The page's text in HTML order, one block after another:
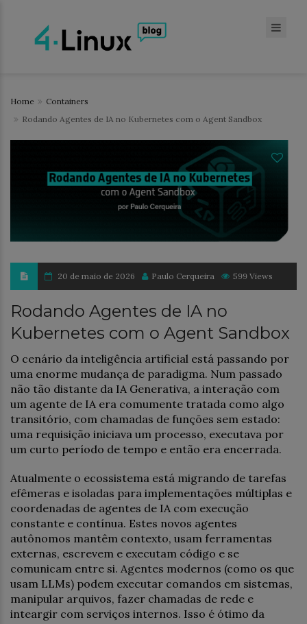
Home
Containers
Rodando Agentes de IA no Kubernetes com o Agent Sandbox
20 de maio de 2026 Paulo Cerqueira 599 Views
Rodando Agentes de IA no
Kubernetes com o Agent Sandbox
O cenário da inteligência artificial está passando por
uma enorme mudança de paradigma. Num passado
não tão distante da IA Generativa, a interação com
um agente de IA era comumente tratada como algo
transitório, com chamadas de funções sem estado:
uma requisição iniciava um processo, executava por
um curto período de tempo e então era encerrada.
Atualmente o ecossistema está migrando de tarefas
efêmeras e isoladas para implementações múltiplas e
coordenadas de agentes de IA com execução
constante e contínua. Estes novos agentes
autônomos mantêm contexto, usam ferramentas
externas, escrevem e executam código e se
comunicam entre si. Agentes modernos (como os que
usam LLMs) podem executar comandos em sistemas,
manipular arquivos, fazer chamadas de rede e
inteargir com serviços internos. Isso é ótimo da